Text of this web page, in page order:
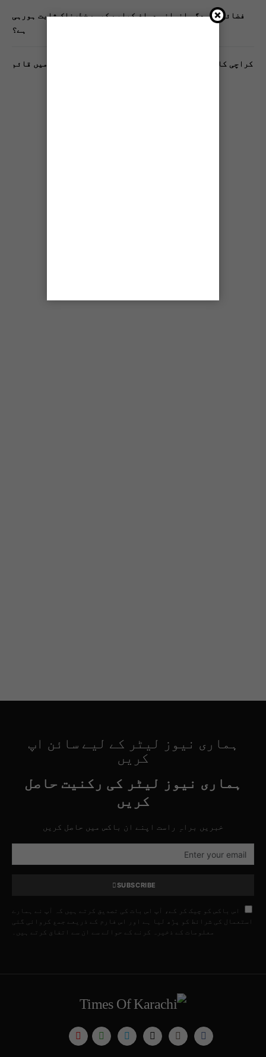
فضائی آلودگی انسانی دماغ کیلیے کیسے خطرناک ثابت ہورہی
ہے؟
کراچی کا پہلا مفت فٹنیس کلب فیڈرل بی ایریا بلاک 10 میں قائم
ہماری نیوز لیٹر کے لیے سائن اپ
کریں
ہماری نیوز لیٹر کی رکنیت حاصل
کریں
خبریں براہِ راست اپنے ان باکس میں حاصل کریں
SUBSCRIBE
اس باکس کو چیک کر کے، آپ اس بات کی تصدیق کرتے ہیں کہ آپ نے ہمارے
استعمال کی شرائط کو پڑھ لیا ہے اور اس فارم کے ذریعے جمع کروائی گئی
معلومات کے ذخیرہ کرنے کے حوالے سے ان سے اتفاق کرتے ہیں۔